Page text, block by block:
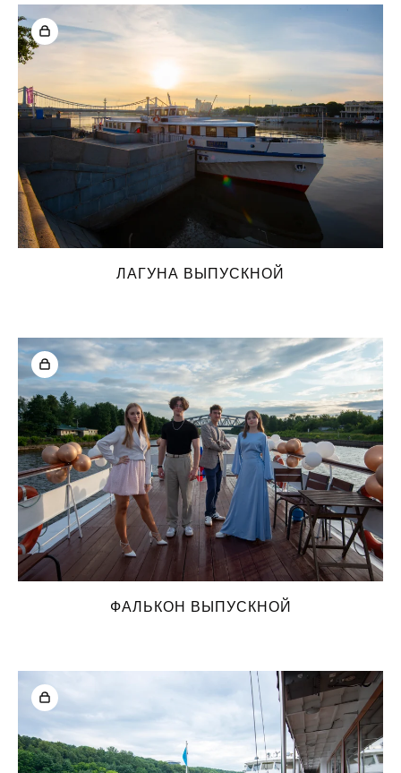
ЛАГУНА ВЫПУСКНОЙ
ФАЛЬКОН ВЫПУСКНОЙ